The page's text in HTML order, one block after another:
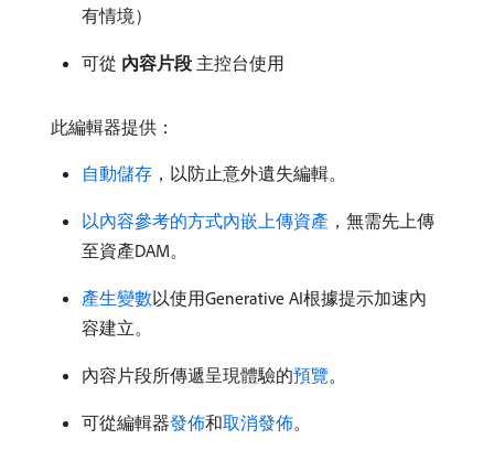
有情境）
可從​ 內容片段 ​主控台使用
此編輯器提供：
自動儲存 ，以防止意外遺失編輯。
以內容參考的方式內嵌上傳資產 ，無需先上傳
至資產DAM。
產生變數以使用Generative AI根據提示加速內
容建立。
內容片段所傳遞呈現體驗的預覽。
可從編輯器發佈和取消發佈。